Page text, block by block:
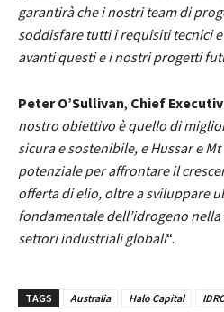
garantirà che i nostri team di
soddisfare tutti i requisiti tecnici
avanti questi e i nostri progetti
Peter O’Sullivan, Chief
nostro obiettivo è quello di
sicura e sostenibile, e Hussar e
potenziale per affrontare il
offerta di elio, oltre a sviluppare
fondamentale dell’idrogeno
settori industriali globali“.
TAGS Australia Halo Capital